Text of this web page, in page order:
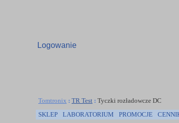
Logowanie
Tomtronix : TR Test : Tyczki rozładowcze DC
SKLEP
LABORATORIUM PROMOCJE